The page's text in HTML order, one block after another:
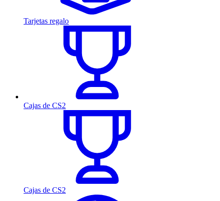
Tarjetas regalo
Cajas de CS2
Cajas de CS2